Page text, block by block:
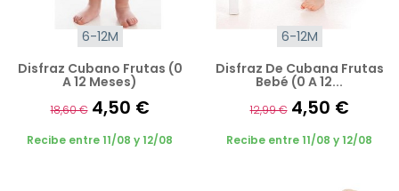
6-12M
Disfraz Cubano Frutas (0
A 12 Meses)
18,60 € 4,50 €
Recibe entre 11/08 y 12/08
6-12M
Disfraz De Cubana Frutas
Bebé (0 A 12...
12,99 € 4,50 €
Recibe entre 11/08 y 12/08